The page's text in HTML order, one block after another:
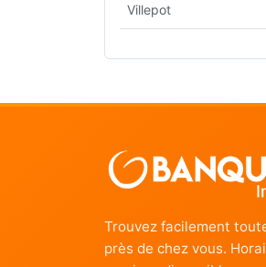
Villepot
Trouvez facilement
près de chez vous.